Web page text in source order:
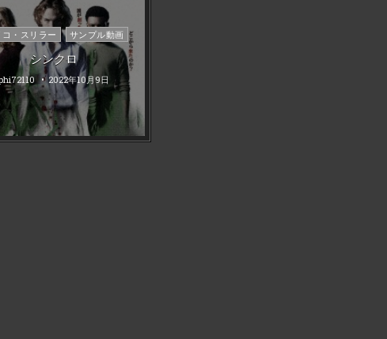
コ・スリラー サンプル動画
シンクロ
2022年10月9日